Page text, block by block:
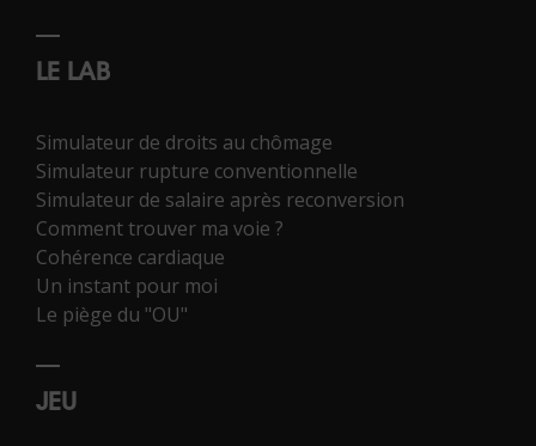
LE LAB
Simulateur de droits au chômage
Simulateur rupture conventionnelle
Simulateur de salaire après reconversion
Comment trouver ma voie ?
Cohérence cardiaque
Un instant pour moi
Le piège du "OU"
JEU